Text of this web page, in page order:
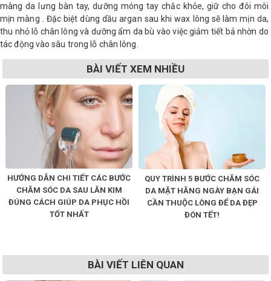
màng da lưng bàn tay, dưỡng móng tay chắc khỏe, giữ cho đôi môi
mịn màng . Đặc biệt dùng dầu argan sau khi wax lông sẽ làm mịn da,
thu nhỏ lỗ chân lông và dưỡng ẩm da bù vào việc giảm tiết bả nhờn do
tác động vào sâu trong lỗ chân lông.
BÀI VIẾT XEM NHIỀU
HƯỚNG DẪN CHI TIẾT CÁC BƯỚC
CHĂM SÓC DA SAU LĂN KIM
ĐÚNG CÁCH GIÚP DA PHỤC HỒI
TỐT NHẤT
QUY TRÌNH 5 BƯỚC CHĂM SÓC
DA MẶT HẰNG NGÀY BẠN GÁI
CẦN THUỘC LÒNG ĐỂ DA ĐẸP
ĐÓN TẾT!
BÀI VIẾT LIÊN QUAN